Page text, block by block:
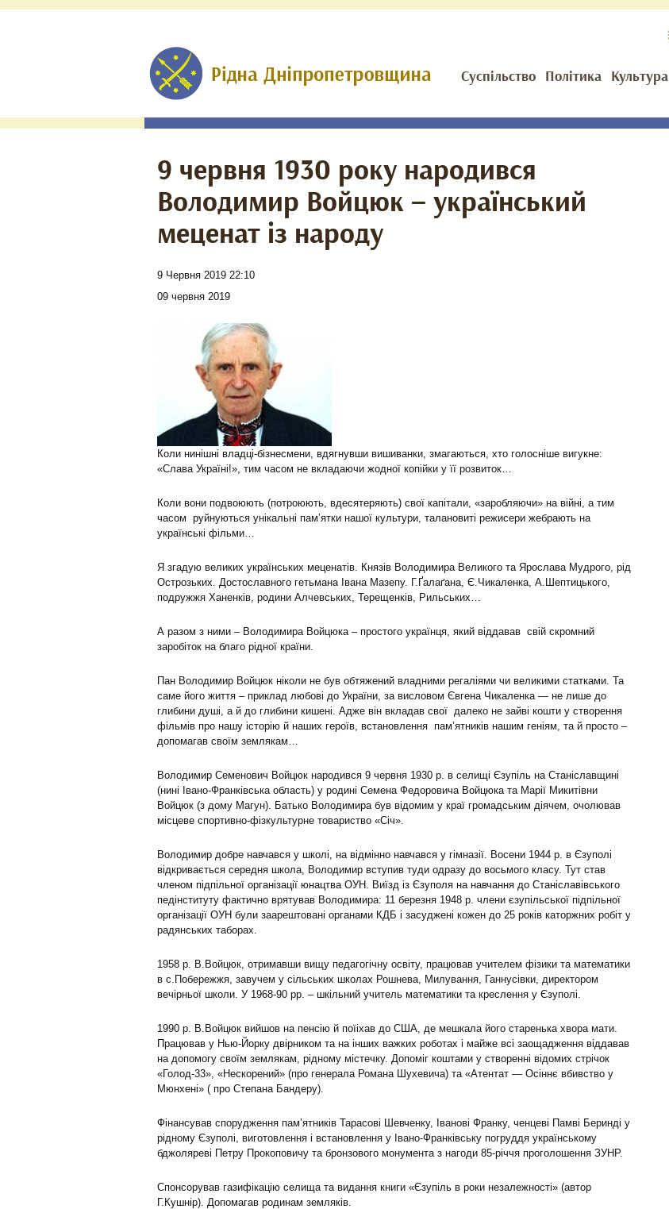
Суспільство Політика Культура
9 червня 1930 року народився
Володимир Войцюк – український
меценат із народу
9 Червня 2019 22:10
09 червня 2019
Коли нинішні владці-бізнесмени, вдягнувши вишиванки, змагаються, хто голосніше вигукне:
«Слава Україні!», тим часом не вкладаючи жодної копійки у її розвиток…
Коли вони подвоюють (потроюють, вдесятеряють) свої капітали, «заробляючи» на війні, а тим
часом руйнуються унікальні пам’ятки нашої культури, талановиті режисери жебрають на
українські фільми…
Я згадую великих українських меценатів. Князів Володимира Великого та Ярослава Мудрого, рід
Острозьких. Достославного гетьмана Івана Мазепу. Г.Ґалаґана, Є.Чикаленка, А.Шептицького,
подружжя Ханенків, родини Алчевських, Терещенків, Рильських…
А разом з ними – Володимира Войцюка – простого українця, який віддавав свій скромний
заробіток на благо рідної країни.
Пан Володимир Войцюк ніколи не був обтяжений владними регаліями чи великими статками. Та
саме його життя – приклад любові до України, за висловом Євгена Чикаленка — не лише до
глибини душі, а й до глибини кишені. Адже він вкладав свої далеко не зайві кошти у створення
фільмів про нашу історію й наших героїв, встановлення пам’ятників нашим геніям, та й просто –
допомагав своїм землякам…
Володимир Семенович Войцюк народився 9 червня 1930 р. в селищі Єзупіль на Станіславщині
(нині Івано-Франківська область) у родині Семена Федоровича Войцюка та Марії Микитівни
Войцюк (з дому Магун). Батько Володимира був відомим у краї громадським діячем, очолював
місцеве спортивно-фізкультурне товариство «Січ».
Володимир добре навчався у школі, на відмінно навчався у гімназії. Восени 1944 р. в Єзуполі
відкривається середня школа, Володимир вступив туди одразу до восьмого класу. Тут став
членом підпільної організації юнацтва ОУН. Виїзд із Єзуполя на навчання до Станіславівського
педінституту фактично врятував Володимира: 11 березня 1948 р. члени єзупільської підпільної
організації ОУН були заарештовані органами КДБ і засуджені кожен до 25 років каторжних робіт у
радянських таборах.
1958 р. В.Войцюк, отримавши вищу педагогічну освіту, працював учителем фізики та математики
в с.Побережжя, завучем у сільських школах Рошнева, Милування, Ганнусівки, директором
вечірньої школи. У 1968-90 рр. – шкільний учитель математики та креслення у Єзуполі.
1990 р. В.Войцюк вийшов на пенсію й поїіхав до США, де мешкала його старенька хвора мати.
Працював у Нью-Йорку двірником та на інших важких роботах і майже всі заощадження віддавав
на допомогу своїм землякам, рідному містечку. Допоміг коштами у створенні відомих стрічок
«Голод-33», «Нескорений» (про генерала Романа Шухевича) та «Атентат — Осіннє вбивство у
Мюнхені» ( про Степана Бандеру).
Фінансував спорудження пам’ятників Тарасові Шевченку, Іванові Франку, ченцеві Памві Беринді у
рідному Єзуполі, виготовлення і встановлення у Івано-Франківську погруддя українському
бджоляреві Петру Прокоповичу та бронзового монумента з нагоди 85-річчя проголошення ЗУНР.
Спонсорував газифікацію селища та видання книги «Єзупіль в роки незалежності» (автор
Г.Кушнір). Допомагав родинам земляків.